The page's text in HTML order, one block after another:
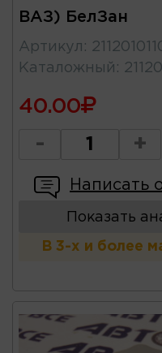
ВАЗ) БелЗан
Артикул :
Каталожный :
40.00
- +
Написать
Показать
В 3-х и более